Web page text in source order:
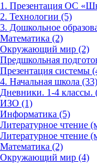
1. Презентация ОС
2. Технологии (5)
3. Дошкольное
Математика (2)
Окружающий мир (2)
Предшкольная
Презентация системы
4. Начальная школа (33)
Дневники. 1-4 классы.
ИЗО (1)
Информатика (5)
Литературное чтение
Литературное чтение
Математика (2)
Окружающий мир (4)